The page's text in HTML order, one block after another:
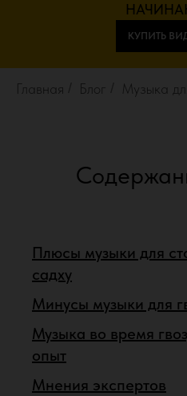
КУПИТЬ
Главная Блог Музыка
Плюсы музыки для
садху
Минусы музыки для
Музыка во время
опыт
Мнения экспертов